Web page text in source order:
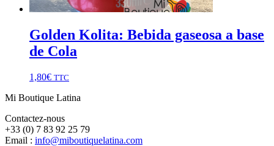
Golden Kolita: Bebida gaseosa a base
de Cola
1,80€ TTC
Mi Boutique Latina
Contactez-nous
+33 (0) 7 83 92 25 79
Email : info@miboutiquelatina.com